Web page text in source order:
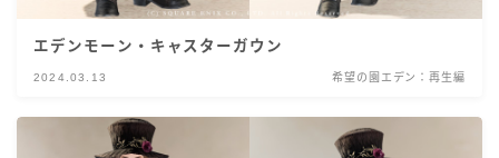
エデンモーン・キャスターガウン
2024.03.13 希望の園エデン：再生編